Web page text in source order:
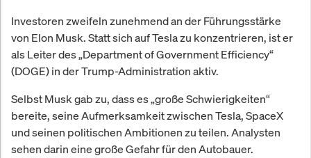
Investoren zweifeln zunehmend an der Führungsstärke
von Elon Musk. Statt sich auf Tesla zu konzentrieren, ist er
als Leiter des „Department of Government Efficiency“
(DOGE) in der Trump-Administration aktiv.
Selbst Musk gab zu, dass es „große Schwierigkeiten“
bereite, seine Aufmerksamkeit zwischen Tesla, SpaceX
und seinen politischen Ambitionen zu teilen. Analysten
sehen darin eine große Gefahr für den Autobauer.